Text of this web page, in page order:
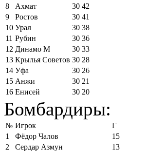
8
Ахмат 30 42
9
Ростов 30 41
10 Урал 30 38
11 Рубин 30 36
12 Динамо М 30 33
13 Крылья Советов 30 28
14 Уфа 30 26
15 Анжи 30 21
16 Енисей 30 20
Бомбардиры:
№ Игрок
Г
1
Фёдор Чалов
15
2
Сердар Азмун
13